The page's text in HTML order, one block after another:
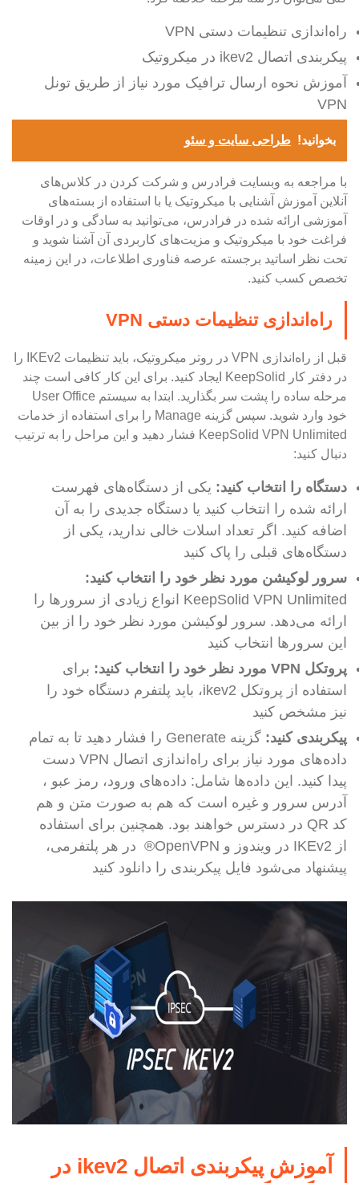
راه‌اندازی تنظیمات دستی VPN
پیکربندی اتصال ikev2 در میکروتیک
آموزش نحوه ارسال ترافیک مورد نیاز از طریق تونل
VPN
بخوانید! طراحی سایت و سئو
با مراجعه به وبسایت فرادرس و شرکت کردن در کلاس‌های
آنلاین آموزش آشنایی با میکروتیک یا با استفاده از بسته‌های
آموزشی ارائه شده در فرادرس، می‌توانید به سادگی و در اوقات
فراغت خود با میکروتیک و مزیت‌های کاربردی آن آشنا شوید و
تحت نظر اساتید برجسته عرصه فناوری اطلاعات، در این زمینه
تخصص کسب کنید.
راه‌اندازی تنظیمات دستی VPN
قبل از راه‌اندازی VPN در روتر میکروتیک، باید تنظیمات IKEv2 را
در دفتر کار KeepSolid ایجاد کنید. برای این کار کافی است چند
مرحله ساده را پشت سر بگذارید. ابتدا به سیستم User Office
خود وارد شوید. سپس گزینه Manage را برای استفاده از خدمات
KeepSolid VPN Unlimited فشار دهید و این مراحل را به ترتیب
دنبال کنید:
دستگاه را انتخاب کنید: یکی از دستگاه‌های فهرست
ارائه شده را انتخاب کنید یا دستگاه جدیدی را به آن
اضافه کنید. اگر تعداد اسلات خالی ندارید، یکی از
دستگاه‌های قبلی را پاک کنید
سرور لوکیشن مورد نظر خود را انتخاب کنید:
KeepSolid VPN Unlimited انواع زیادی از سرورها را
ارائه می‌دهد. سرور لوکیشن مورد نظر خود را از بین
این سرورها انتخاب کنید
پروتکل VPN مورد نظر خود را انتخاب کنید:
برای
استفاده از پروتکل ikev2، باید پلتفرم دستگاه خود را
نیز مشخص کنید
پیکربندی کنید:
گزینه Generate را فشار دهید تا به تمام
داده‌های مورد نیاز برای راه‌اندازی اتصال VPN دست
پیدا کنید. این داده‌ها شامل: داده‌های ورود، رمز عبو ،
آدرس سرور و غیره است که هم به صورت متن و هم
کد QR در دسترس خواهند بود. همچنین برای استفاده
از IKEv2 در ویندوز و OpenVPN® در هر پلتفرمی،
پیشنهاد می‌شود فایل پیکربندی را دانلود کنید
آموزش پیکربندی اتصال ikev2 در